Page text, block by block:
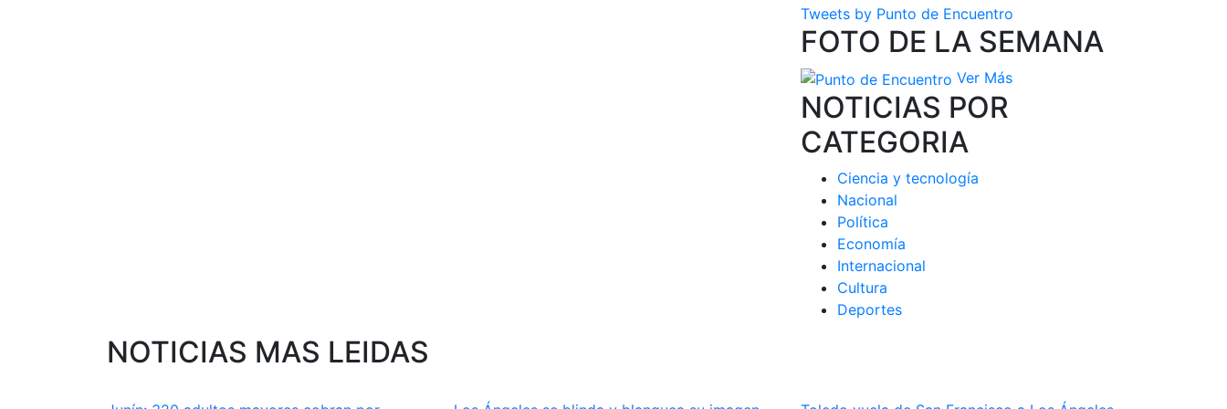
Tweets by Punto de Encuentro
FOTO DE LA SEMANA
Ver Más
NOTICIAS POR
CATEGORIA
Ciencia y tecnología
Nacional
Política
Economía
Internacional
Cultura
Deportes
NOTICIAS MAS LEIDAS